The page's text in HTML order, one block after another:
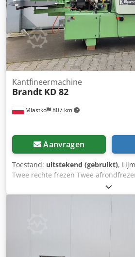
Miastko 807 km
Kantfineermachine
Brandt KD 82
Aanvragen
Toestand: uitstekend (gebruikt),
Twee rechte frezen Twee